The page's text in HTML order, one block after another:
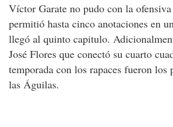
Víctor Garate no pudo con la
permitió hasta cinco anotaciones en
llegó al quinto capitulo.
José Flores que conectó su cuarto
temporada con los rapaces fueron los
las Águilas.